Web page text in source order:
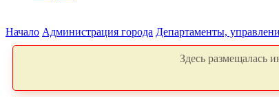
Начало Администрация города Департаменты,
Здесь размещалась